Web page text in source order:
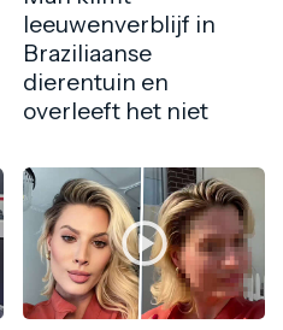
leeuwenverblijf in
Braziliaanse
dierentuin en
overleeft het niet